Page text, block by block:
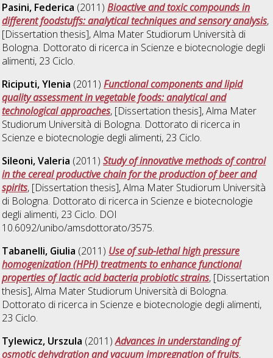
Pasini, Federica (2011)Bioactive and toxic compounds in
different foodstuffs: analytical techniques and sensory analysis,
[Dissertation thesis], Alma Mater Studiorum Università di
Bologna. Dottorato di ricerca in Scienze e biotecnologie degli
alimenti, 23 Ciclo.
Riciputi, Ylenia (2011)Functional components and lipid
quality assessment in vegetable foods: analytical and
technological approaches, [Dissertation thesis], Alma Mater
Studiorum Università di Bologna. Dottorato di ricerca in
Scienze e biotecnologie degli alimenti, 23 Ciclo.
Sileoni, Valeria (2011)Study of innovative methods of control
in the cereal productive chain for the production of beer and
spirits, [Dissertation thesis], Alma Mater Studiorum Università
di Bologna. Dottorato di ricerca in Scienze e biotecnologie
degli alimenti, 23 Ciclo. DOI
10.6092/unibo/amsdottorato/3575.
Tabanelli, Giulia (2011) Use of sub-lethal high pressure
homogenization (HPH) treatments to enhance functional
properties of lactic acid bacteria probiotic strains, [Dissertation
thesis], Alma Mater Studiorum Università di Bologna.
Dottorato di ricerca in Scienze e biotecnologie degli alimenti,
23 Ciclo.
Tylewicz, Urszula (2011)Advances in understanding of
osmotic dehydration and vacuum impregnation of fruits,